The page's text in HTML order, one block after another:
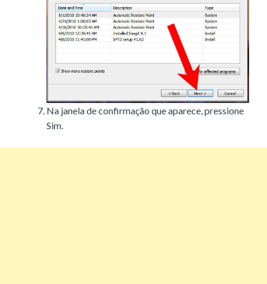
Na janela de confirmação que aparece, pressione
Sim.